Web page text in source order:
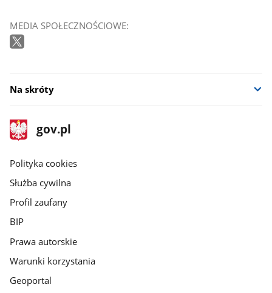
MEDIA SPOŁECZNOŚCIOWE:
Na skróty
stopka
gov.pl
Strona
gov.pl
gov.pl
Polityka cookies
Służba cywilna
Profil zaufany
BIP
Prawa autorskie
Warunki korzystania
Geoportal